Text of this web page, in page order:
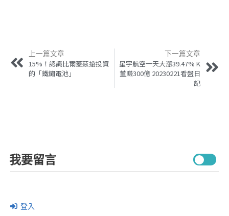
上一篇文章
15%！認識比爾蓋茲搶投資
的「鐵鏽電池」
下一篇文章
星宇航空一天大漲39.47% K
董賺300億 20230221看盤日
記
我要留言
登入